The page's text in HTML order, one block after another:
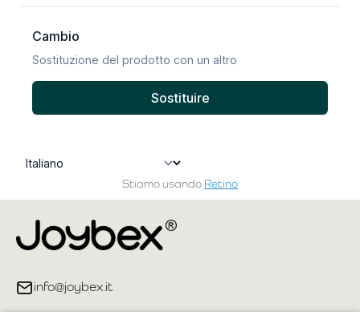
Stiamo usando Retino
info@joybex.it